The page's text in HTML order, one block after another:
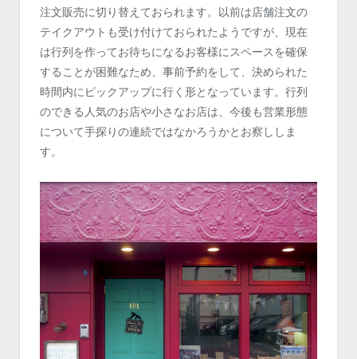
注文販売に切り替えておられます。以前は店舗注文の
テイクアウトも受け付けておられたようですが、現在
は行列を作ってお待ちになるお客様にスペースを確保
することが困難なため、事前予約をして、決められた
時間内にピックアップに行く形となっています。行列
のできる人気のお店や小さなお店は、今後も営業形態
について手探りの連続ではなかろうかとお察ししま
す。